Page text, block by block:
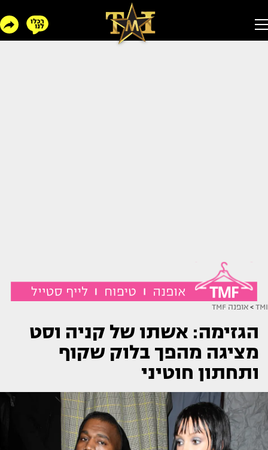
TMI
> אופנה TMF
הגזימה: אשתו של קניה וסט
מציגה מהפך בלוק שקוף
ותחתון חוטיני